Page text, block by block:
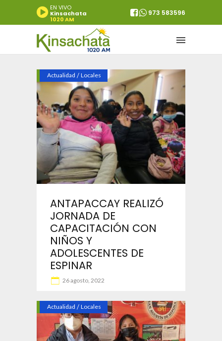
EN VIVO
Kinsachata
1020 AM
973 583596
Actualidad / Locales
ANTAPACCAY REALIZÓ
JORNADA DE
CAPACITACIÓN CON
NIÑOS Y
ADOLESCENTES DE
ESPINAR
26 agosto, 2022
Actualidad / Locales